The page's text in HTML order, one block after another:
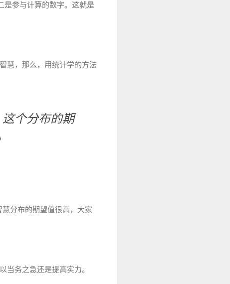
是参与计算的数字。这就是
慧，那么，用统计学的方法
个分布的期
分布的期望值很高，大家
当务之急还是提高实力。